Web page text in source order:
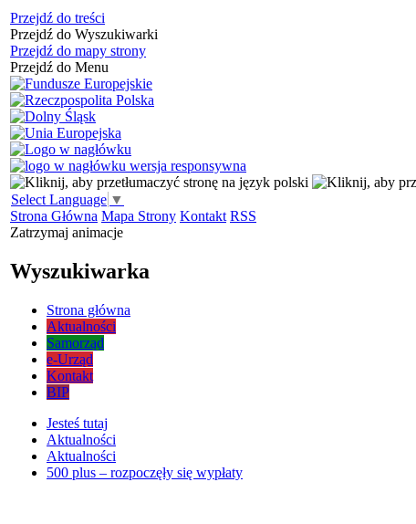
Przejdź do treści
Przejdź do Wyszukiwarki
Przejdź do mapy strony
Przejdź do Menu
Select Language ▼
Strona Główna Mapa Strony Kontakt RSS
Zatrzymaj animacje
Wyszukiwarka
Strona główna
Aktualności
Samorząd
e-Urząd
Kontakt
BIP
Jesteś tutaj
Aktualności
Aktualności
500 plus – rozpoczęły się wypłaty